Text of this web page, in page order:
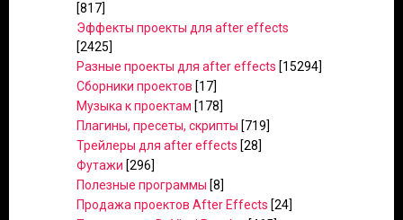
[817]
Эффекты проекты для after effects
[2425]
Разные проекты для after effects [15294]
Сборники проектов [17]
Музыка к проектам [178]
Плагины, пресеты, скрипты [719]
Трейлеры для after effects [28]
Футажи [296]
Полезные программы [8]
Продажа проектов After Effects [24]